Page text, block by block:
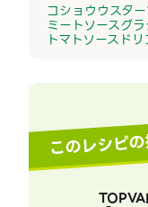
コショウウスタ
ミートソースグ
トマトソース ド
このレシピ